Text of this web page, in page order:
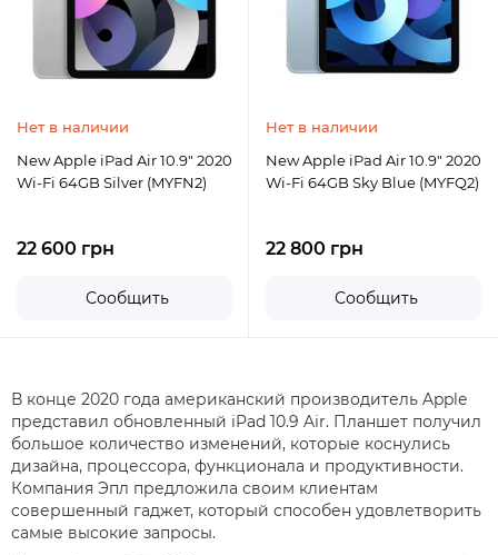
Нет в наличии
New Apple iPad Air 10.9" 2020
Wi-Fi 64GB Silver (MYFN2)
22 600 грн
Сообщить
Нет в наличии
New Apple iPad Air 10.9" 2020
Wi-Fi 64GB Sky Blue (MYFQ2)
22 800 грн
Сообщить
В конце 2020 года американский производитель Apple
представил обновленный iPad 10.9 Air. Планшет получил
большое количество изменений, которые коснулись
дизайна, процессора, функционала и продуктивности.
Компания Эпл предложила своим клиентам
совершенный гаджет, который способен удовлетворить
самые высокие запросы.